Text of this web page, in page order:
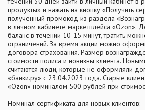
продукты» и нажать на кнопку «Получить
полученный промокод из раздела
в личном кабинете маркетплейса «Ozon».
баланс в течении 10-15 минут, тратить
ограничений. За время акции можно
договора страхования. Размер
стоимости полиса и новизны клиента.
считаются люди, которые не оформляли
«банки.ру» с 23.04.2023 года. Старые
«Ozon» номиналом 500 рублей при
Номинал сертификата для новых клиентов: